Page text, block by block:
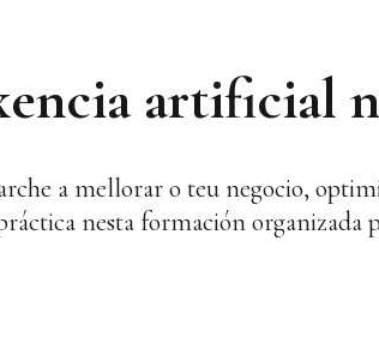
artificial
a mellorar o teu negocio,
nesta formación organizada